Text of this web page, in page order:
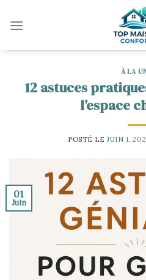
À LA
12 astuces
l’espace
POSTÉ LE JUIN 1,
01
Juin